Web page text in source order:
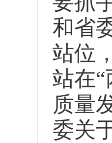
和省
站位
站在
质量
委关